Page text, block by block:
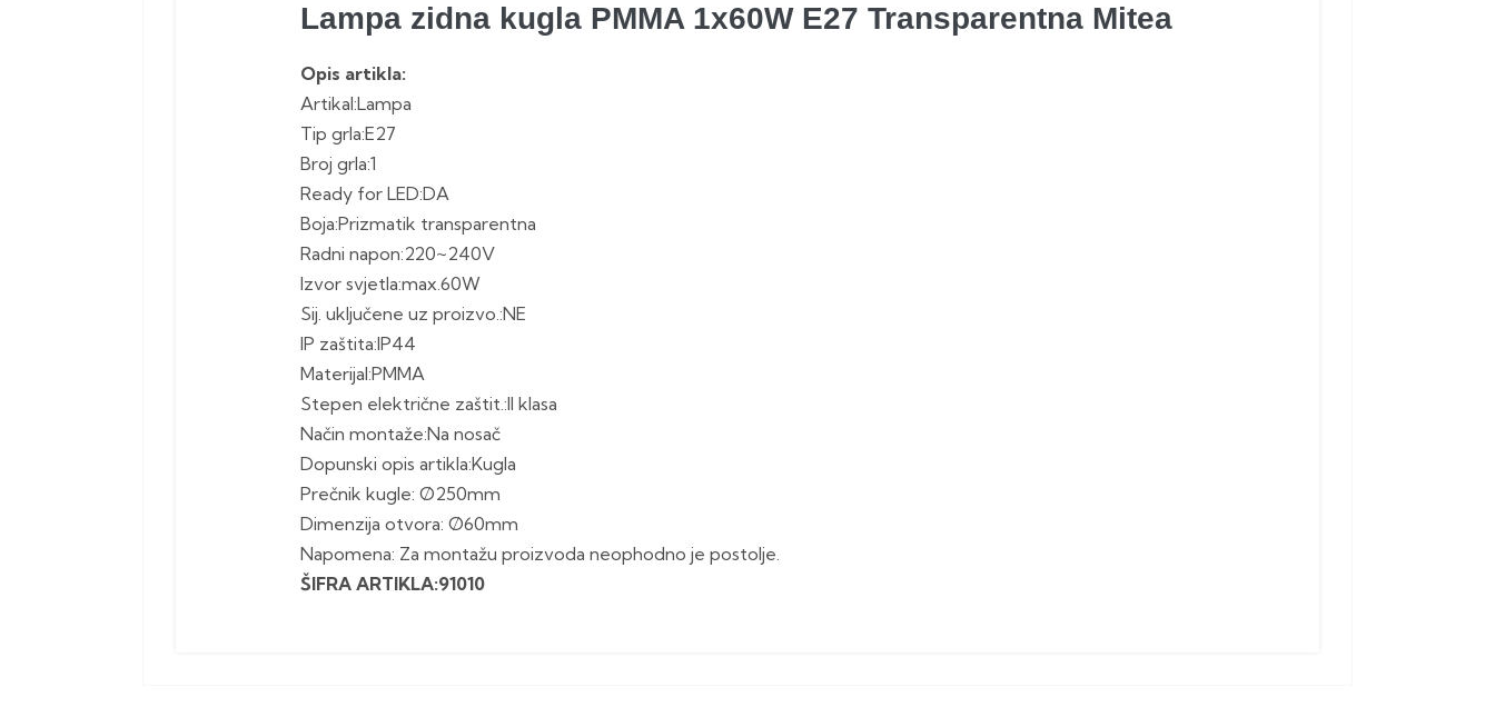
Lampa zidna kugla PMMA 1x60W E27 Transparentna Mitea
Opis artikla:
Artikal:Lampa
Tip grla:E27
Broj grla:1
Ready for LED:DA
Boja:Prizmatik transparentna
Radni napon:220~240V
Izvor svjetla:max.60W
Sij. uključene uz proizvo.:NE
IP zaštita:IP44
Materijal:PMMA
Stepen električne zaštit.:II klasa
Način montaže:Na nosač
Dopunski opis artikla:Kugla
Prečnik kugle: Ø250mm
Dimenzija otvora: Ø60mm
Napomena: Za montažu proizvoda neophodno je postolje.
ŠIFRA ARTIKLA:91010